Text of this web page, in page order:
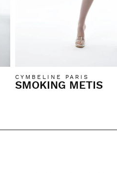
CYMBELINE PARIS
SMOKING METIS